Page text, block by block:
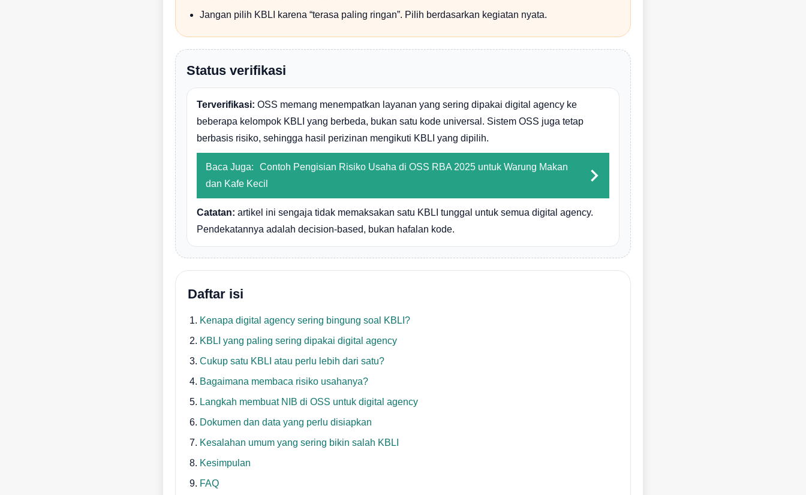
Jangan pilih KBLI karena “terasa paling ringan”. Pilih berdasarkan kegiatan nyata.
Status verifikasi
Terverifikasi: OSS memang menempatkan layanan yang sering dipakai digital agency ke
beberapa kelompok KBLI yang berbeda, bukan satu kode universal. Sistem OSS juga tetap
berbasis risiko, sehingga hasil perizinan mengikuti KBLI yang dipilih.
Baca Juga:
Contoh Pengisian Risiko Usaha di OSS RBA 2025 untuk Warung Makan
dan Kafe Kecil
Catatan: artikel ini sengaja tidak memaksakan satu KBLI tunggal untuk semua digital agency.
Pendekatannya adalah decision-based, bukan hafalan kode.
Daftar isi
Kenapa digital agency sering bingung soal KBLI?
KBLI yang paling sering dipakai digital agency
Cukup satu KBLI atau perlu lebih dari satu?
Bagaimana membaca risiko usahanya?
Langkah membuat NIB di OSS untuk digital agency
Dokumen dan data yang perlu disiapkan
Kesalahan umum yang sering bikin salah KBLI
Kesimpulan
FAQ